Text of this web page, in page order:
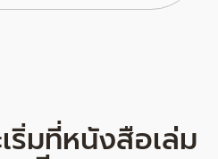
ริ่มที่หนังสือเล่ม